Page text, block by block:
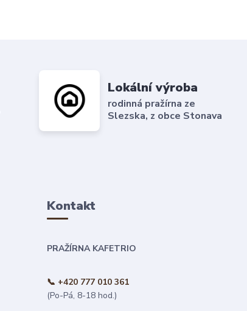
Lokální výroba
rodinná pražírna ze
Slezska, z obce Stonava
Kontakt
PRAŽÍRNA KAFETRIO
📞 +420 777 010 361
(Po-Pá, 8-18 hod.)